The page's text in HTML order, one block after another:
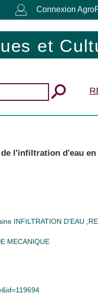
Connexion
et
l'infiltration d'eau
INFILTRATION D'EAU ;
MECANIQUE